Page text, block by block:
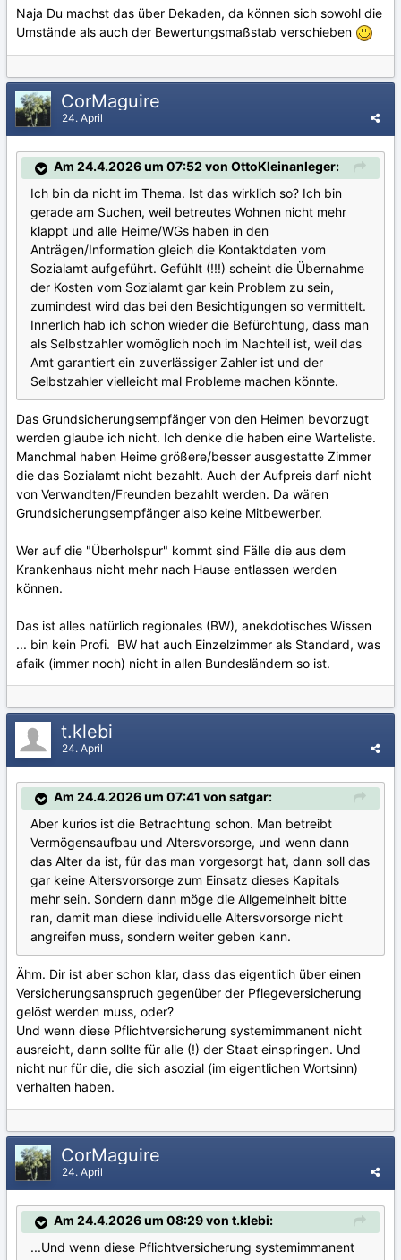
Naja Du machst das über Dekaden, da können sich sowohl die
Umstände als auch der Bewertungsmaßstab verschieben
CorMaguire
24. April
Am 24.4.2026 um 07:52 von OttoKleinanleger:
Ich bin da nicht im Thema. Ist das wirklich so? Ich bin
gerade am Suchen, weil betreutes Wohnen nicht mehr
klappt und alle Heime/WGs haben in den
Anträgen/Information gleich die Kontaktdaten vom
Sozialamt aufgeführt. Gefühlt (!!!) scheint die Übernahme
der Kosten vom Sozialamt gar kein Problem zu sein,
zumindest wird das bei den Besichtigungen so vermittelt.
Innerlich hab ich schon wieder die Befürchtung, dass man
als Selbstzahler womöglich noch im Nachteil ist, weil das
Amt garantiert ein zuverlässiger Zahler ist und der
Selbstzahler vielleicht mal Probleme machen könnte.
Das Grundsicherungsempfänger von den Heimen bevorzugt
werden glaube ich nicht. Ich denke die haben eine Warteliste.
Manchmal haben Heime größere/besser ausgestatte Zimmer
die das Sozialamt nicht bezahlt. Auch der Aufpreis darf nicht
von Verwandten/Freunden bezahlt werden. Da wären
Grundsicherungsempfänger also keine Mitbewerber.
Wer auf die "Überholspur" kommt sind Fälle die aus dem
Krankenhaus nicht mehr nach Hause entlassen werden
können.
Das ist alles natürlich regionales (BW), anekdotisches Wissen
... bin kein Profi. BW hat auch Einzelzimmer als Standard, was
afaik (immer noch) nicht in allen Bundesländern so ist.
t.klebi
24. April
Am 24.4.2026 um 07:41 von satgar:
Aber kurios ist die Betrachtung schon. Man betreibt
Vermögensaufbau und Altersvorsorge, und wenn dann
das Alter da ist, für das man vorgesorgt hat, dann soll das
gar keine Altersvorsorge zum Einsatz dieses Kapitals
mehr sein. Sondern dann möge die Allgemeinheit bitte
ran, damit man diese individuelle Altersvorsorge nicht
angreifen muss, sondern weiter geben kann.
Ähm. Dir ist aber schon klar, dass das eigentlich über einen
Versicherungsanspruch gegenüber der Pflegeversicherung
gelöst werden muss, oder?
Und wenn diese Pflichtversicherung systemimmanent nicht
ausreicht, dann sollte für alle (!) der Staat einspringen. Und
nicht nur für die, die sich asozial (im eigentlichen Wortsinn)
verhalten haben.
CorMaguire
24. April
Am 24.4.2026 um 08:29 von t.klebi:
...Und wenn diese Pflichtversicherung systemimmanent